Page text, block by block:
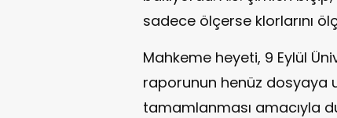
sadece ölçerse klorlarını
Mahkeme heyeti, 9 Eylül
raporunun henüz dosyaya
tamamlanması amacıyla